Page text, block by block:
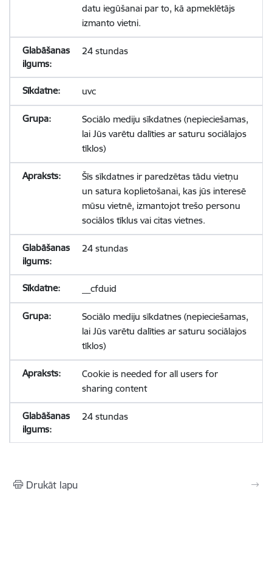
datu iegūšanai par to, kā apmeklētājs
izmanto vietni.
24 stundas
uvc
Sociālo mediju sīkdatnes (nepieciešamas,
lai Jūs varētu dalīties ar saturu sociālajos
tīklos)
Šīs sīkdatnes ir paredzētas tādu vietņu
un satura koplietošanai, kas jūs interesē
mūsu vietnē, izmantojot trešo personu
sociālos tīklus vai citas vietnes.
24 stundas
__cfduid
Sociālo mediju sīkdatnes (nepieciešamas,
lai Jūs varētu dalīties ar saturu sociālajos
tīklos)
Cookie is needed for all users for
sharing content
24 stundas
Drukāt lapu